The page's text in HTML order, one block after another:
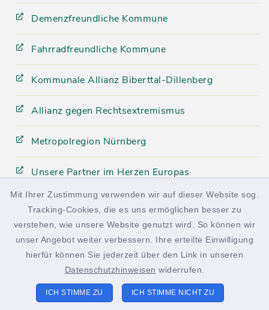
Mit Ihrer Zustimmung verwenden wir auf dieser Website sog.
Tracking-Cookies, die es uns ermöglichen besser zu
verstehen, wie unsere Website genutzt wird. So können wir
unser Angebot weiter verbessern. Ihre erteilte Einwilligung
hierfür können Sie jederzeit über den Link in unseren
Datenschutzhinweisen widerrufen.
ICH STIMME ZU ICH STIMME NICHT ZU
Demenzfreundliche Kommune
Fahrradfreundliche Kommune
Kommunale Allianz Biberttal-Dillenberg
Allianz gegen Rechtsextremismus
Metropolregion Nürnberg
Unsere Partner im Herzen Europas
facebook
instagram
Kontakt